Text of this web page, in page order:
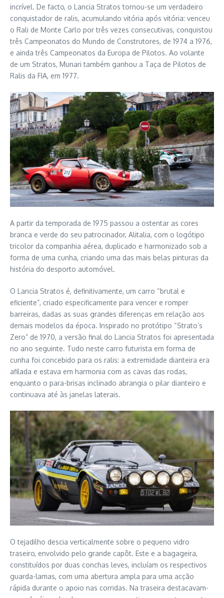
incrível. De facto, o Lancia Stratos tornou-se um verdadeiro
conquistador de ralis, acumulando vitória após vitória: venceu
o Rali de Monte Carlo por três vezes consecutivas, conquistou
três Campeonatos do Mundo de Construtores, de 1974 a 1976,
e ainda três Campeonatos da Europa de Pilotos. Ao volante
de um Stratos, Munari também ganhou a Taça de Pilotos de
Ralis da FIA, em 1977.
A partir da temporada de 1975 passou a ostentar as cores
branca e verde do seu patrocinador, Alitalia, com o logótipo
tricolor da companhia aérea, duplicado e harmonizado sob a
forma de uma cunha, criando uma das mais belas pinturas da
história do desporto automóvel.
O Lancia Stratos é, definitivamente, um carro “brutal e
eficiente”, criado especificamente para vencer e romper
barreiras, dadas as suas grandes diferenças em relação aos
demais modelos da época. Inspirado no protótipo “Strato’s
Zero” de 1970, a versão final do Lancia Stratos foi apresentada
no ano seguinte. Tudo neste carro futurista em forma de
cunha foi concebido para os ralis: a extremidade dianteira era
afilada e estava em harmonia com as cavas das rodas,
enquanto o para-brisas inclinado abrangia o pilar dianteiro e
continuava até às janelas laterais.
O tejadilho descia verticalmente sobre o pequeno vidro
traseiro, envolvido pelo grande capôt. Este e a bagageira,
constituídos por duas conchas leves, incluíam os respectivos
guarda-lamas, com uma abertura ampla para uma acção
rápida durante o apoio nas corridas. Na traseira destacavam-